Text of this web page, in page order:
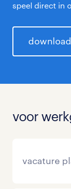
speel direct in
voor
vacature